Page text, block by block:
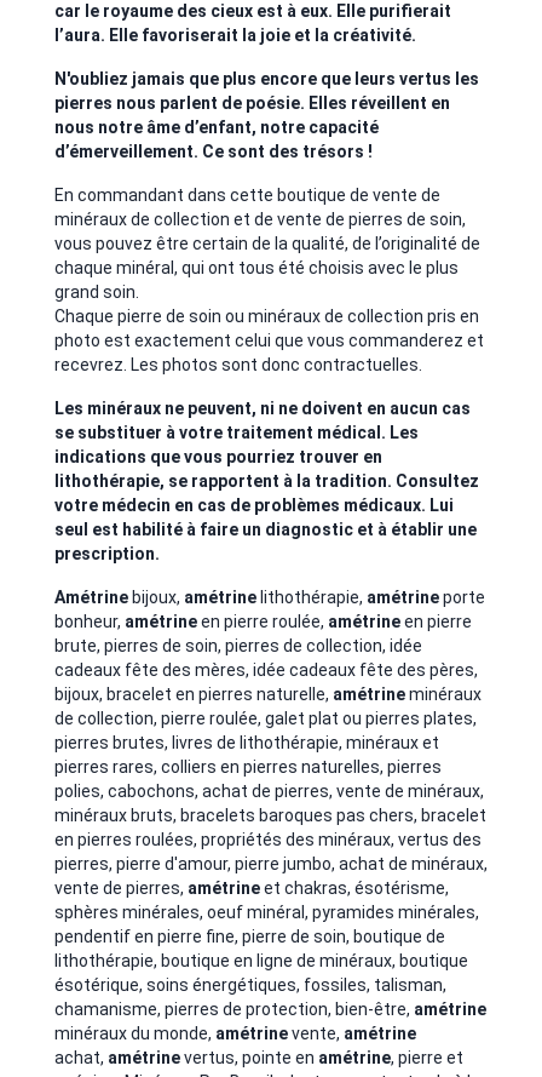
car le royaume des cieux est à eux. Elle purifierait
l’aura. Elle favoriserait la joie et la créativité.
N'oubliez jamais que plus encore que leurs vertus les
pierres nous parlent de poésie. Elles réveillent en
nous notre âme d’enfant, notre capacité
d’émerveillement. Ce sont des trésors !
En commandant dans cette boutique de vente de
minéraux de collection et de vente de pierres de soin,
vous pouvez être certain de la qualité, de l’originalité de
chaque minéral, qui ont tous été choisis avec le plus
grand soin.
Chaque pierre de soin ou minéraux de collection pris en
photo est exactement celui que vous commanderez et
recevrez. Les photos sont donc contractuelles.
Les minéraux ne peuvent, ni ne doivent en aucun cas
se substituer à votre traitement médical. Les
indications que vous pourriez trouver en
lithothérapie, se rapportent à la tradition. Consultez
votre médecin en cas de problèmes médicaux. Lui
seul est habilité à faire un diagnostic et à établir une
prescription.
Amétrine bijoux, amétrine lithothérapie, amétrineporte
bonheur, amétrineen pierre roulée, amétrineen pierre
brute, pierres de soin, pierres de collection, idée
cadeaux fête des mères, idée cadeaux fête des pères,
bijoux, bracelet en pierres naturelle, amétrineminéraux
de collection, pierre roulée, galet plat ou pierres plates,
pierres brutes, livres de lithothérapie, minéraux et
pierres rares, colliers en pierres naturelles, pierres
polies, cabochons, achat de pierres, vente de minéraux,
minéraux bruts, bracelets baroques pas chers, bracelet
en pierres roulées, propriétés des minéraux, vertus des
pierres, pierre d'amour, pierre jumbo, achat de minéraux,
vente de pierres, amétrineet chakras, ésotérisme,
sphères minérales, oeuf minéral, pyramides minérales,
pendentif en pierre fine, pierre de soin, boutique de
lithothérapie, boutique en ligne de minéraux, boutique
ésotérique, soins énergétiques, fossiles, talisman,
chamanisme, pierres de protection, bien-être, amétrine
minéraux du monde, amétrinevente, amétrine
achat, amétrinevertus, pointe en amétrine, pierre et